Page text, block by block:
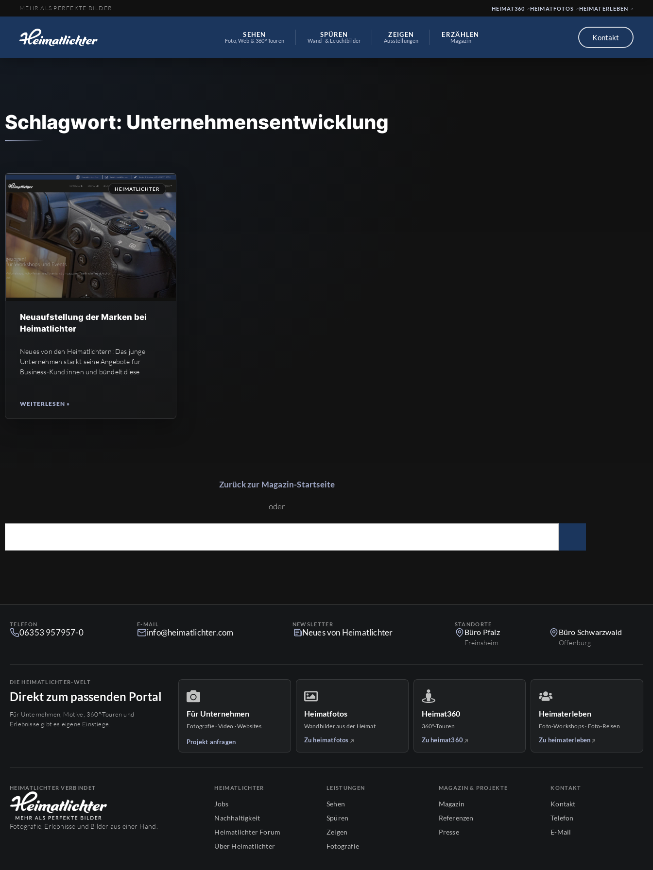
MEHR ALS PERFEKTE BILDER HEIMAT360 HEIMATFOTOS HEIMATERLEBEN
SEHEN
Foto, Web & 360°-Touren
SPÜREN
Wand- & Leuchtbilder
ZEIGEN
Ausstellungen
ERZÄHLEN
Magazin Kontakt
Schlagwort: Unternehmensentwicklung
HEIMATLICHTER
Neuaufstellung der Marken bei
Heimatlichter
Neues von den Heimatlichtern: Das junge
Unternehmen stärkt seine Angebote für
Business-Kund:innen und bündelt diese
WEITERLESEN »
Zurück zur Magazin-Startseite
oder
TELEFON
06353 957957-0
E-MAIL
info@heimatlichter.com
NEWSLETTER
Neues von Heimatlichter
STANDORTE
Büro Pfalz
Freinsheim
Büro Schwarzwald
Offenburg
DIE HEIMATLICHTER-WELT
Direkt zum passenden Portal
Für Unternehmen, Motive, 360°-Touren und
Erlebnisse gibt es eigene Einstiege.
Für Unternehmen
Fotografie · Video · Websites
Projekt anfragen
Heimatfotos
Wandbilder aus der Heimat
Zu heimatfotos
Heimat360
360°-Touren
Zu heimat360
Heimaterleben
Foto-Workshops · Foto-Reisen
Zu heimaterleben
HEIMATLICHTER VERBINDET
Fotografie, Erlebnisse und Bilder aus einer Hand.
HEIMATLICHTER
Jobs
Nachhaltigkeit
Heimatlichter Forum
Über Heimatlichter
LEISTUNGEN
Sehen
Spüren
Zeigen
Fotografie
MAGAZIN & PROJEKTE
Magazin
Referenzen
Presse
KONTAKT
Kontakt
Telefon
E-Mail